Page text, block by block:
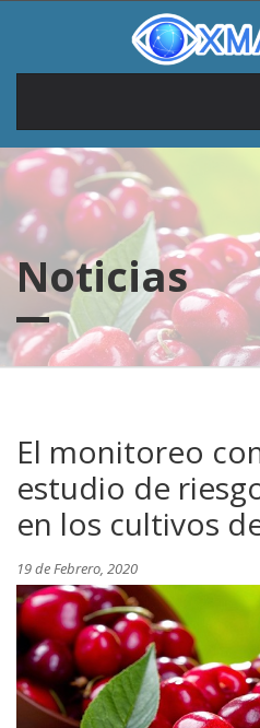
Noticias
El monitoreo
estudio de
en los cultivos
19 de Febrero, 2020